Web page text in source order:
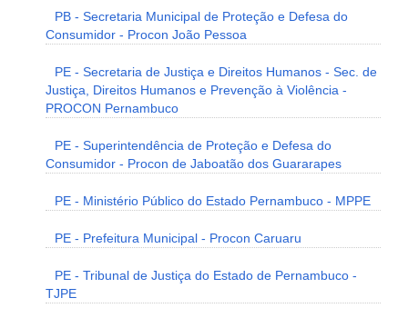
PB - Secretaria Municipal de Proteção e Defesa do
Consumidor - Procon João Pessoa
PE - Secretaria de Justiça e Direitos Humanos - Sec. de
Justiça, Direitos Humanos e Prevenção à Violência -
PROCON Pernambuco
PE - Superintendência de Proteção e Defesa do
Consumidor - Procon de Jaboatão dos Guararapes
PE - Ministério Público do Estado Pernambuco - MPPE
PE - Prefeitura Municipal - Procon Caruaru
PE - Tribunal de Justiça do Estado de Pernambuco -
TJPE